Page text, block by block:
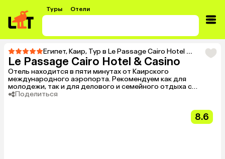
Туры Отели
Египет,Каир, Тур в Le Passage Cairo Hotel & Casino
Le Passage Cairo Hotel & Casino
Отель находится в пяти минутах от Каирского
международного аэропорта. Рекомендуем как для
молодежи, так и для делового и семейного отдыха с
детьми.
Поделиться
8.6